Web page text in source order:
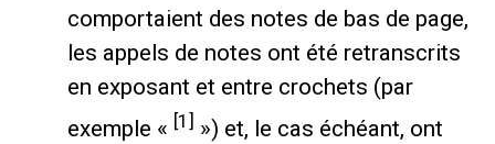
comportaient des notes de bas de page,
les appels de notes ont été retranscrits
en exposant et entre crochets (par
exemple « [1] ») et, le cas échéant, ont